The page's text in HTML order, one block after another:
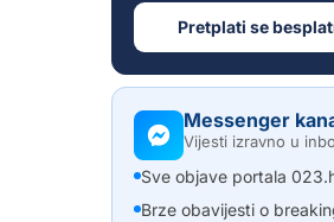
Pretplati se
Messenger
Vijesti izravno u
Sve objave portala
Brze obavijesti o